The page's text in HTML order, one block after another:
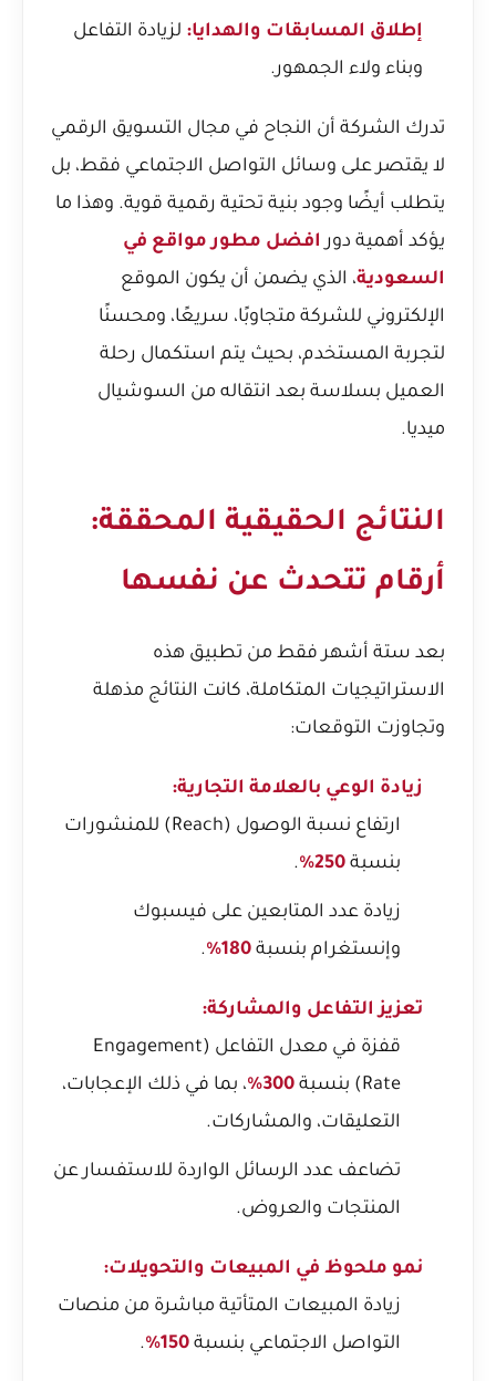
إطلاق المسابقات والهدايا: لزيادة التفاعل
وبناء ولاء الجمهور.
تدرك الشركة أن النجاح في مجال التسويق الرقمي
لا يقتصر على وسائل التواصل الاجتماعي فقط، بل
يتطلب أيضًا وجود بنية تحتية رقمية قوية. وهذا ما
يؤكد أهمية دور افضل مطور مواقع في
السعودية، الذي يضمن أن يكون الموقع
الإلكتروني للشركة متجاوبًا، سريعًا، ومحسنًا
لتجربة المستخدم، بحيث يتم استكمال رحلة
العميل بسلاسة بعد انتقاله من السوشيال
ميديا.
النتائج الحقيقية المحققة:
أرقام تتحدث عن نفسها
بعد ستة أشهر فقط من تطبيق هذه
الاستراتيجيات المتكاملة، كانت النتائج مذهلة
وتجاوزت التوقعات:
زيادة الوعي بالعلامة التجارية:
ارتفاع نسبة الوصول (Reach) للمنشورات
بنسبة 250%
.
زيادة عدد المتابعين على فيسبوك
وإنستغرام بنسبة 180%
.
تعزيز التفاعل والمشاركة:
قفزة في معدل التفاعل (Engagement
Rate) بنسبة
300%
، بما في ذلك الإعجابات،
التعليقات، والمشاركات.
تضاعف عدد الرسائل الواردة للاستفسار عن
المنتجات والعروض.
نمو ملحوظ في المبيعات والتحويلات:
زيادة المبيعات المتأتية مباشرة من منصات
التواصل الاجتماعي بنسبة 150%
.